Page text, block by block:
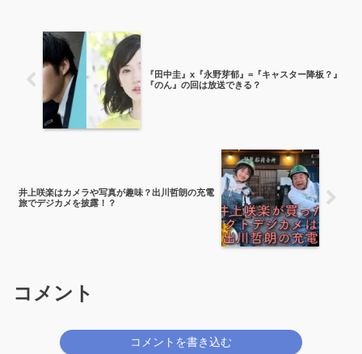
『田中圭』x『永野芽郁』=『キャスター降板？』
『のん』の回は放送できる？
井上咲楽はカメラや写真が趣味？出川哲朗の充電
旅でデジカメを披露！？
コメント
コメントを書き込む